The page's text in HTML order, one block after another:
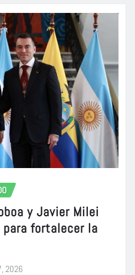
y Javier Milei
fortalecer la
2026